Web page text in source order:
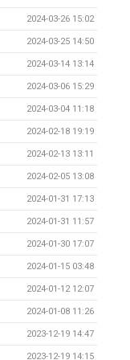
2024-03-26 15:02
2024-03-25 14:50
2024-03-14 13:14
2024-03-06 15:29
2024-03-04 11:18
2024-02-18 19:19
2024-02-13 13:11
2024-02-05 13:08
2024-01-31 17:13
2024-01-31 11:57
2024-01-30 17:07
2024-01-15 03:48
2024-01-12 12:07
2024-01-08 11:26
2023-12-19 14:47
2023-12-19 14:15